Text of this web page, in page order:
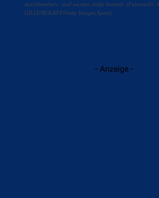
durchbrechen - und wurden dafür bestraft. (Fotocredit:
GILLENEA/AFP/Getty Images Sport)
- Anzeige -